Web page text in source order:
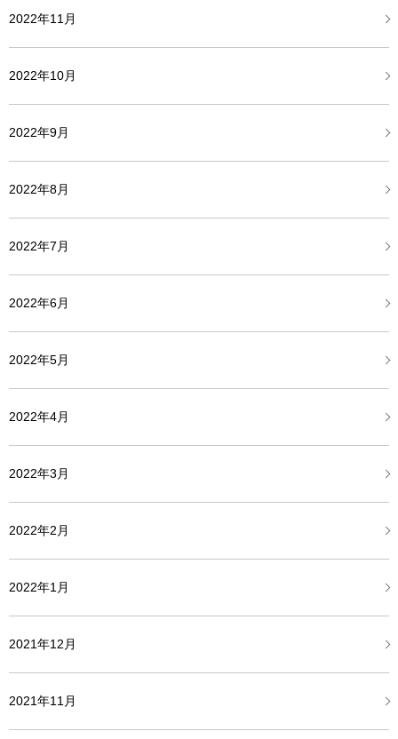
2022年11月
2022年10月
2022年9月
2022年8月
2022年7月
2022年6月
2022年5月
2022年4月
2022年3月
2022年2月
2022年1月
2021年12月
2021年11月